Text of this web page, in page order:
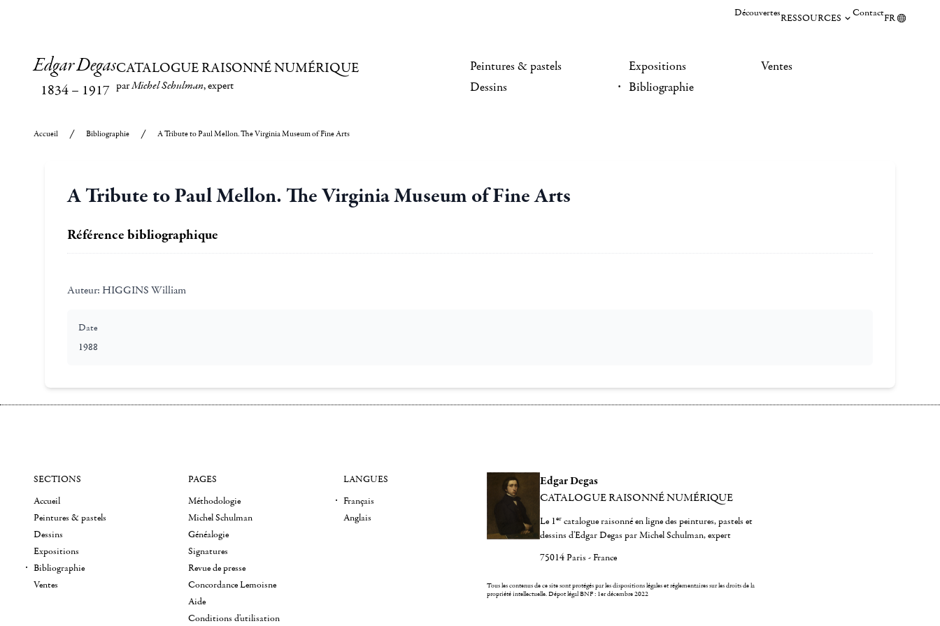
DécouvertesRESSOURCES ContactFR
Edgar Degas
1834– 1917
CATALOGUE RAISONNÉ NUMÉRIQUE
parMichel Schulman, expert
Peintures & pastels
Dessins
Expositions
Bibliographie
Ventes
Accueil Bibliographie A Tribute to Paul Mellon. The Virginia Museum of Fine Arts
A Tribute to Paul Mellon. The Virginia Museum of Fine Arts
Référence bibliographique
Auteur: HIGGINS William
Date
1988
Edgar Degas
CATALOGUE RAISONNÉ NUMÉRIQUE
Le 1er catalogue raisonné en ligne des peintures, pastels et
dessins d'Edgar Degas par Michel Schulman, expert
75014 Paris - France
Tous les contenus de ce site sont protégés par les dispositions légales et réglementaires sur les droits de la
propriété intellectuelle.Dépot légal BNF : 1er décembre 2022
SECTIONS
Accueil
Peintures & pastels
Dessins
Expositions
Bibliographie
Ventes
PAGES
Méthodologie
Michel Schulman
Généalogie
Signatures
Revue de presse
Concordance Lemoisne
Aide
Conditions d'utilisation
LANGUES
Français
Anglais